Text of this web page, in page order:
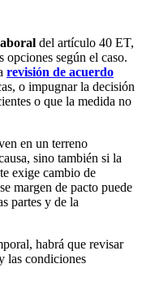
del artículo 40 ET,
opciones según el caso.
revisión de acuerdo
o impugnar la decisión
o que la medida no
en un terreno
sino también si la
exige cambio de
margen de pacto puede
partes y de la
habrá que revisar
las condiciones